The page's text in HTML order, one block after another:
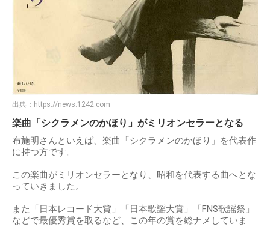
出典： https://news.1242.com
楽曲「シクラメンのかほり」がミリオンセラーとなる
布施明さんといえば、楽曲「シクラメンのかほり」を代表作
に持つ方です。
この楽曲がミリオンセラーとなり、昭和を代表する曲へとな
っていきました。
また「日本レコード大賞」「日本歌謡大賞」「FNS歌謡祭」
などで最優秀賞を取るなど、この年の賞を総ナメしていま